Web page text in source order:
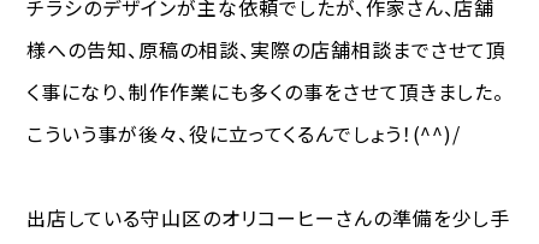
チラシのデザインが主な依頼でしたが、作家さん、店舗
様への告知、原稿の相談、実際の店舗相談までさせて頂
く事になり、制作作業にも多くの事をさせて頂きました。
こういう事が後々、役に立ってくるんでしょう！(^^)/
出店している守山区のオリコーヒーさんの準備を少し手